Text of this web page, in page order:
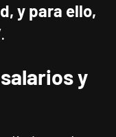
y para ello,
y